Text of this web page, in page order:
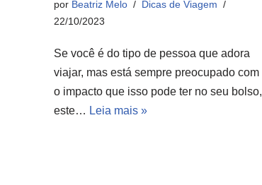
por Beatriz Melo
Dicas de Viagem
22/10/2023
Se você é do tipo de pessoa que adora
viajar, mas está sempre preocupado com
o impacto que isso pode ter no seu bolso,
este… Leia mais »